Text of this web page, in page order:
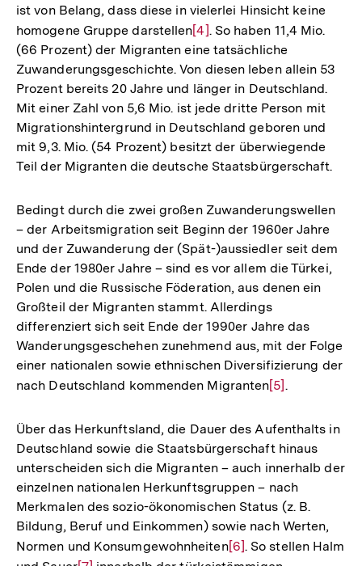
ist von Belang, dass diese in vielerlei Hinsicht keine
homogene Gruppe darstellenZur
Auflösung
der
Fußnote
[4]. So haben 11,4 Mio.
(66 Prozent) der Migranten eine tatsächliche
Zuwanderungsgeschichte. Von diesen leben allein 53
Prozent bereits 20 Jahre und länger in Deutschland.
Mit einer Zahl von 5,6 Mio. ist jede dritte Person mit
Migrationshintergrund in Deutschland geboren und
mit 9,3. Mio. (54 Prozent) besitzt der überwiegende
Teil der Migranten die deutsche Staatsbürgerschaft.
Bedingt durch die zwei großen Zuwanderungswellen
– der Arbeitsmigration seit Beginn der 1960er Jahre
und der Zuwanderung der (Spät-)aussiedler seit dem
Ende der 1980er Jahre – sind es vor allem die Türkei,
Polen und die Russische Föderation, aus denen ein
Großteil der Migranten stammt. Allerdings
differenziert sich seit Ende der 1990er Jahre das
Wanderungsgeschehen zunehmend aus, mit der Folge
einer nationalen sowie ethnischen Diversifizierung der
nach Deutschland kommenden MigrantenZur
der
Fußnote
[5].
Über das Herkunftsland, die Dauer des Aufenthalts in
Deutschland sowie die Staatsbürgerschaft hinaus
unterscheiden sich die Migranten – auch innerhalb der
einzelnen nationalen Herkunftsgruppen – nach
Merkmalen des sozio-ökonomischen Status (z. B.
Bildung, Beruf und Einkommen) sowie nach Werten,
Normen und KonsumgewohnheitenZur
[6]. So stellen Halm